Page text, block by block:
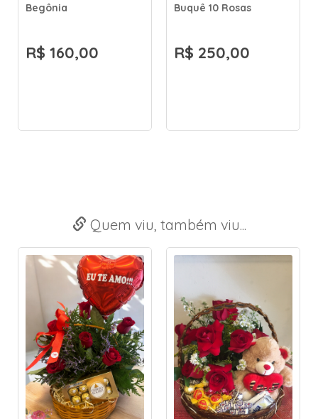
Begônia
R$ 160,00
Buquê 10 Rosas
R$ 250,00
Quem viu, também viu...